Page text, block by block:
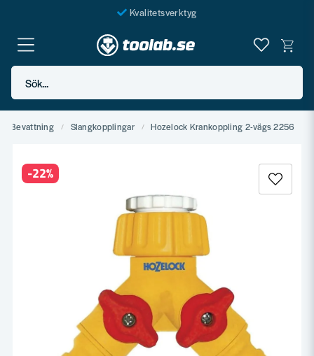
Kvalitetsverktyg
Fraktfritt över 999 SEK*
En järnhandel för alla
Sök...
Bevattning Slangkopplingar Hozelock Krankoppling 2-vägs 2256
-22%